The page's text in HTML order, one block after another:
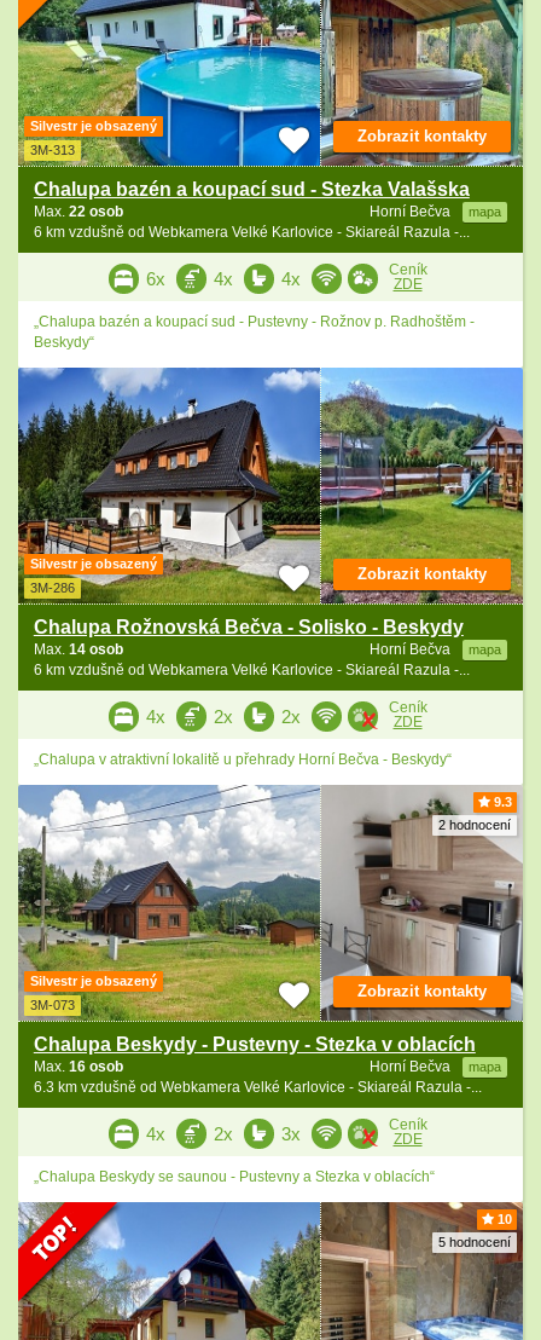
Silvestr je obsazený
3M-313
Chalupa bazén a koupací sud - Stezka Valašska
Horní Bečva mapa
Max. 22 osob
6 km vzdušně od Webkamera Velké Karlovice - Skiareál Razula -...
Zobrazit kontakty
6x 4x 4x
Ceník
ZDE
„Chalupa bazén a koupací sud - Pustevny - Rožnov p. Radhoštěm -
Beskydy“
Silvestr je obsazený
3M-286
Chalupa Rožnovská Bečva - Solisko - Beskydy
Horní Bečva mapa
Max. 14 osob
6 km vzdušně od Webkamera Velké Karlovice - Skiareál Razula -...
Zobrazit kontakty
4x 2x 2x
Ceník
ZDE
„Chalupa v atraktivní lokalitě u přehrady Horní Bečva - Beskydy“
9.3
2 hodnocení
Silvestr je obsazený
3M-073
Chalupa Beskydy - Pustevny - Stezka v oblacích
Horní Bečva mapa
Max. 16 osob
6.3 km vzdušně od Webkamera Velké Karlovice - Skiareál Razula -...
Zobrazit kontakty
4x 2x 3x
Ceník
ZDE
„Chalupa Beskydy se saunou - Pustevny a Stezka v oblacích“
10
5 hodnocení